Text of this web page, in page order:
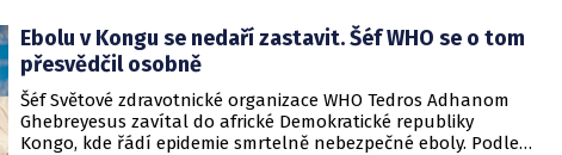
Ebolu v Kongu se nedaří zastavit. Šéf WHO se o tom
přesvědčil osobně
Šéf Světové zdravotnické organizace WHO Tedros Adhanom
Ghebreyesus zavítal do africké Demokratické republiky
Kongo, kde řádí epidemie smrtelně nebezpečné eboly. Podle